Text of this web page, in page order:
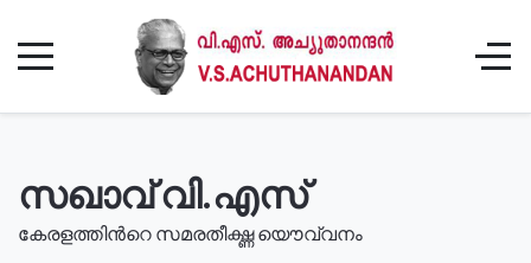
സഖാവ് വി.എസ്
കേരളത്തിൻറെ സമരതീക്ഷ്ണ യൌവ്വനം